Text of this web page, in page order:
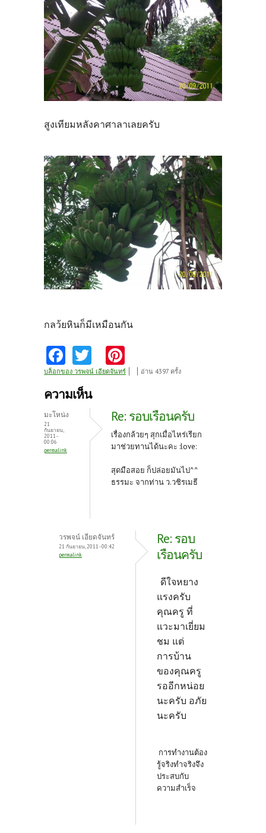
สูงเทียมหลังคาศาลาเลยครับ
กลว้ยหินก็มีเหมือนกัน
Fa
ce
b
o
k
w
itt
nt
es
t
บล็อกของ วรพจน์ เอียดจันทร์ อ่าน 4397 ครั้ง
ความเห็น
มะโหน่ง
21
กันยายน,
2011 -
00:06
permalink
Re: รอบเรือนครับ
เรื่องกล้วยๆ สุกเมื่อไหร่เรียก
มาช่วยทานได้นะคะ :love:
สุดมือสอย ก็ปล่อยมันไป^^
ธรรมะ จากท่าน ว.วชิรเมธี
วรพจน์ เอียดจันทร์
21 กันยายน, 2011 - 00:42
permalink
Re: รอบ
เรือนครับ
ดีใจหยาง
แรงครับ
คุณครู ที่
แวะมาเยี่ยม
ชม แต่
การบ้าน
ของคุณครู
รออีกหน่อย
นะครับ อภัย
นะครับ
การทำงานต้อง
รู้จริงทำจริงจึง
ประสบกับ
ความสำเร็จ